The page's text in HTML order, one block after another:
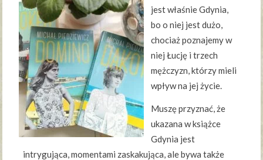
jest właśnie Gdynia,
bo o niej jest dużo,
chociaż poznajemy w
niej Łucję i trzech
mężczyzn, którzy mieli
wpływ na jej życie.
Muszę przyznać, że
ukazana w książce
Gdynia jest
intrygująca, momentami zaskakująca, ale bywa także